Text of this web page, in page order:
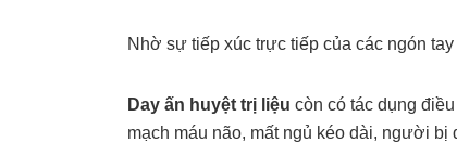
Nhờ sự tiếp xúc trực tiếp của các ngón
Day ấn huyệt trị liệu còn có tác dụng
mạch máu não, mất ngủ kéo dài, người bị